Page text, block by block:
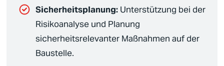
Sicherheitsplanung: Unterstützung bei der
Risikoanalyse und Planung
sicherheitsrelevanter Maßnahmen auf der
Baustelle.